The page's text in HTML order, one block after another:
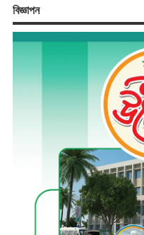
বিজ্ঞাপন